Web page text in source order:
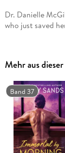
Dr. Danielle
who just saved
choice but to
Except now
a passion that's
known. Being
means
his mind, body,
Mehr aus
Band 37